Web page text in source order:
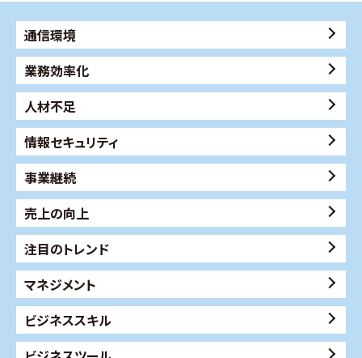
通信環境
業務効率化
人材不足
情報セキュリティ
事業継続
売上の向上
注目のトレンド
マネジメント
ビジネススキル